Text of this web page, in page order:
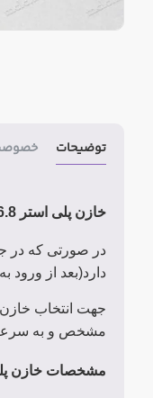
توضیحات
خازن پلی استر 6.8 نانو فاراد 100 ولت | 6.8nF 100V
در صورتی که در
دارد(بعد از ورود
جهت انتخاب خازن
مشخص و به سرعت
مشخصات خازن پلی استر 6.8